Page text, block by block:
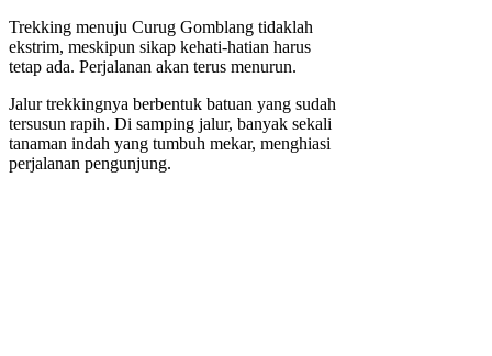
Trekking menuju Curug Gomblang tidaklah
ekstrim, meskipun sikap kehati-hatian harus
tetap ada. Perjalanan akan terus menurun.
Jalur trekkingnya berbentuk batuan yang sudah
tersusun rapih. Di samping jalur, banyak sekali
tanaman indah yang tumbuh mekar, menghiasi
perjalanan pengunjung.